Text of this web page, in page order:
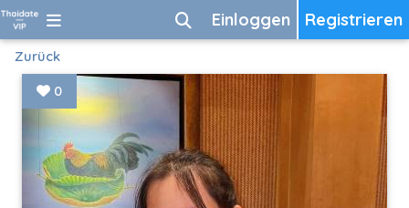
Registrieren
Einloggen
Zurück
0